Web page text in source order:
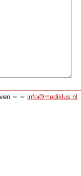
∼ ∼ info@mediklus.nl